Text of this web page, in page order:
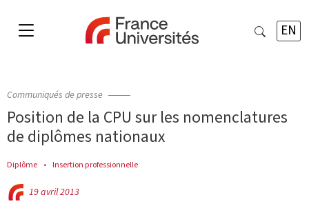
EN
Communiqués de presse
Position de la CPU sur les nomenclatures
de diplômes nationaux
Diplôme Insertion professionnelle
19 avril 2013